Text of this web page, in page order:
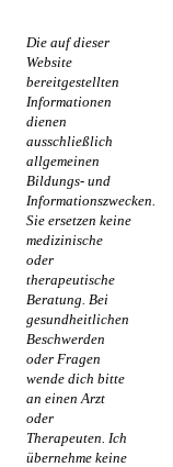
Die auf dieser
Website
bereitgestellten
Informationen
dienen
ausschließlich
allgemeinen
Bildungs- und
Informationszwecken.
Sie ersetzen keine
medizinische
oder
therapeutische
Beratung. Bei
gesundheitlichen
Beschwerden
oder Fragen
wende dich bitte
an einen Arzt
oder
Therapeuten. Ich
übernehme keine